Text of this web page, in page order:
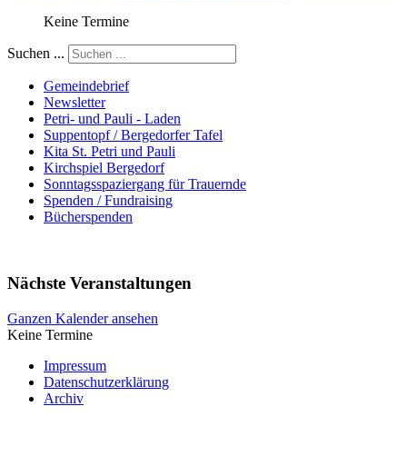
Keine Termine
Suchen ...
Gemeindebrief
Newsletter
Petri- und Pauli - Laden
Suppentopf / Bergedorfer Tafel
Kita St. Petri und Pauli
Kirchspiel Bergedorf
Sonntagsspaziergang für Trauernde
Spenden / Fundraising
Bücherspenden
Nächste Veranstaltungen
Ganzen Kalender ansehen
Keine Termine
Impressum
Datenschutzerklärung
Archiv